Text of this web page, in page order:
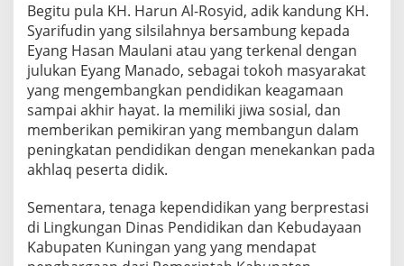
Begitu pula KH. Harun Al-Rosyid, adik kandung KH.
Syarifudin yang silsilahnya bersambung kepada
Eyang Hasan Maulani atau yang terkenal dengan
julukan Eyang Manado, sebagai tokoh masyarakat
yang mengembangkan pendidikan keagamaan
sampai akhir hayat. Ia memiliki jiwa sosial, dan
memberikan pemikiran yang membangun dalam
peningkatan pendidikan dengan menekankan pada
akhlaq peserta didik.
Sementara, tenaga kependidikan yang berprestasi
di Lingkungan Dinas Pendidikan dan Kebudayaan
Kabupaten Kuningan yang yang mendapat